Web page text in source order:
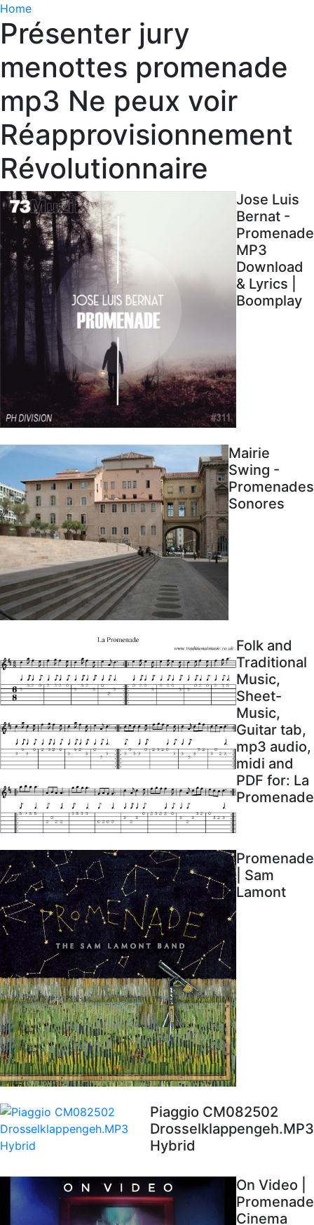
Home
Présenter jury
menottes promenade
mp3 Ne peux voir
Réapprovisionnement
Révolutionnaire
Jose Luis
Bernat -
Promenade
MP3
Download
& Lyrics |
Boomplay
Mairie
Swing -
Promenades
Sonores
Folk and
Traditional
Music,
Sheet-
Music,
Guitar tab,
mp3 audio,
midi and
PDF for: La
Promenade
Promenade
| Sam
Lamont
Piaggio CM082502
Drosselklappengeh.MP3
Hybrid
On Video |
Promenade
Cinema